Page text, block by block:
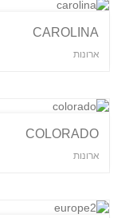
CAROLINA
ארונות
COLORADO
ארונות